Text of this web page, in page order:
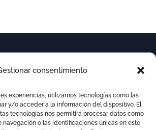
consentimiento
experiencias, utilizamos tecnologías como las
y/o acceder a la información del dispositivo. El
tecnologías nos permitirá procesar datos como
o las identificaciones únicas en este